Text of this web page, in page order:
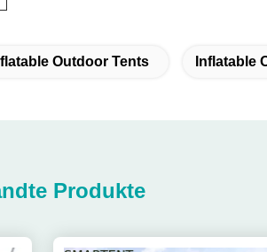
Outdoor Tents Inflatable
Produkte